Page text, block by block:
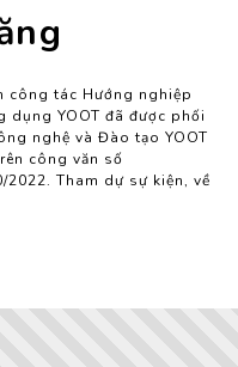
công tác Hướng nghiệp
dụng YOOT đã được phối
nghệ và Đào tạo YOOT
công văn số
2022. Tham dự sự kiện, về